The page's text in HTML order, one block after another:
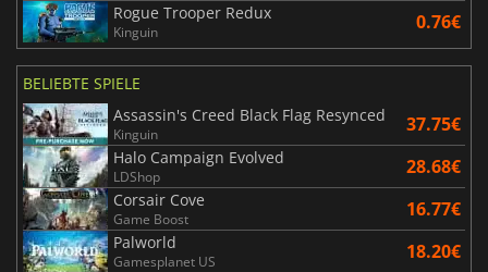
Rogue Trooper Redux
Kinguin 0.76€
BELIEBTE SPIELE
Assassin's Creed Black Flag Resynced
Kinguin 37.75€
Halo Campaign Evolved
LDShop 28.68€
Corsair Cove
Game Boost 16.77€
Palworld
Gamesplanet US 18.20€